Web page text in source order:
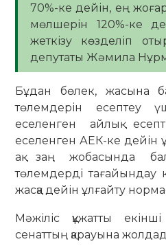
70%-ке дейін, ең
мөлшерін 120%-ке
жеткізу көзделіп
депутаты Жәмила
Бұдан бөлек, жасына
төлемдерін есептеу
еселенген айлық
еселенген АЕК-ке дейін
ақ заң жобасында
төлемдерді тағайындау
жасқа дейін ұлғайту
Мәжіліс құжатты
сенаттың қарауына